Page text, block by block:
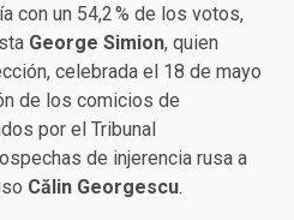
con un 54,2 % de los votos,
George Simion, quien
celebrada el 18 de mayo
de los comicios de
por el Tribunal
de injerencia rusa a
Călin Georgescu.